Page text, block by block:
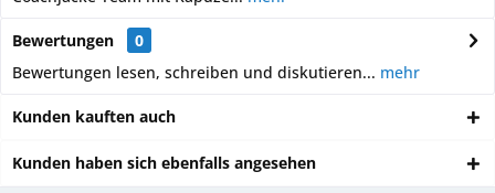
Bewertungen
0
Bewertungen lesen, schreiben und diskutieren... mehr
Kunden kauften auch
Kunden haben sich ebenfalls angesehen